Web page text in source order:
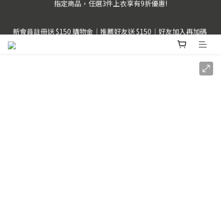
LINE Pay用戶提醒 : 建議不要透過FB、IG、LINE內建瀏覽器，以